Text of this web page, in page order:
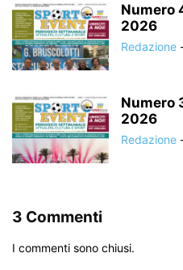
Numero
2026
Redazione
Numero
2026
Redazione
3 Commenti
I commenti sono chiusi.